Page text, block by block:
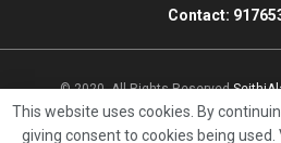
Contact:
© 2020, All Rights Reserved
This website uses cookies. By
giving consent to cookies being used.